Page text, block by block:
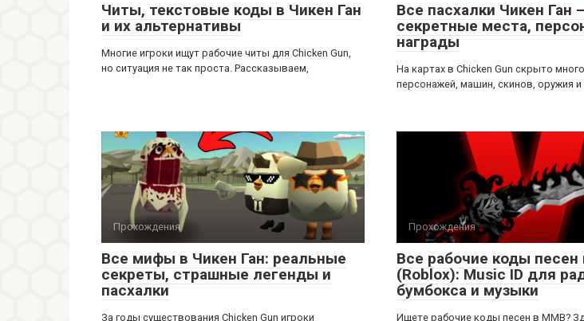
Читы, текстовые коды в Чикен Ган
и их альтернативы
Многие игроки ищут рабочие читы для Chicken Gun,
но ситуация не так проста. Рассказываем,
Все пасхалки Чикен Ган
секретные места,
награды
На картах в Chicken Gun скрыто
персонажей, машин, скинов, оружия и
Прохождения
Все мифы в Чикен Ган: реальные
секреты, страшные легенды и
пасхалки
За годы существования Chicken Gun игроки
Прохождения
Все рабочие коды
(Roblox): Music ID для
бумбокса и музыки
Ищете рабочие коды песен в ММВ?